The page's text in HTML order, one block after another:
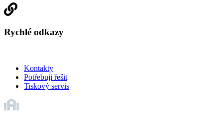
Rychlé odkazy
Kontakty
Potřebuji řešit
Tiskový servis